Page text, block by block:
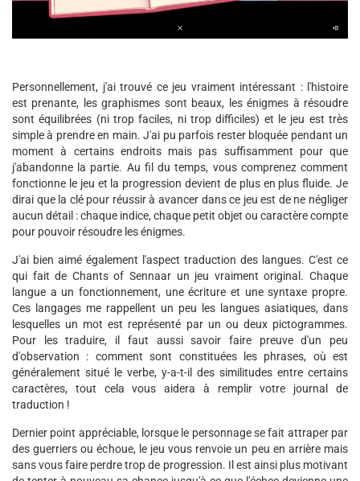
Personnellement, j'ai trouvé ce jeu vraiment intéressant : l'histoire
est prenante, les graphismes sont beaux, les énigmes à résoudre
sont équilibrées (ni trop faciles, ni trop difficiles) et le jeu est très
simple à prendre en main. J'ai pu parfois rester bloquée pendant un
moment à certains endroits mais pas suffisamment pour que
j'abandonne la partie. Au fil du temps, vous comprenez comment
fonctionne le jeu et la progression devient de plus en plus fluide. Je
dirai que la clé pour réussir à avancer dans ce jeu est de ne négliger
aucun détail : chaque indice, chaque petit objet ou caractère compte
pour pouvoir résoudre les énigmes.
J'ai bien aimé également l'aspect traduction des langues. C'est ce
qui fait de Chants of Sennaar un jeu vraiment original. Chaque
langue a un fonctionnement, une écriture et une syntaxe propre.
Ces langages me rappellent un peu les langues asiatiques, dans
lesquelles un mot est représenté par un ou deux pictogrammes.
Pour les traduire, il faut aussi savoir faire preuve d'un peu
d'observation : comment sont constituées les phrases, où est
généralement situé le verbe, y-a-t-il des similitudes entre certains
caractères, tout cela vous aidera à remplir votre journal de
traduction !
Dernier point appréciable, lorsque le personnage se fait attraper par
des guerriers ou échoue, le jeu vous renvoie un peu en arrière mais
sans vous faire perdre trop de progression. Il est ainsi plus motivant